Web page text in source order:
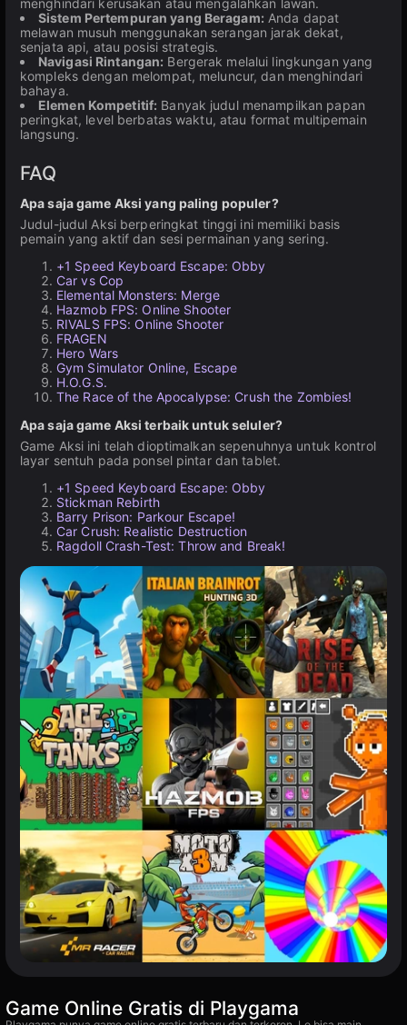
menghindari kerusakan atau mengalahkan lawan.
Sistem Pertempuran yang Beragam: Anda dapat
melawan musuh menggunakan serangan jarak dekat,
senjata api, atau posisi strategis.
Navigasi Rintangan: Bergerak melalui lingkungan yang
kompleks dengan melompat, meluncur, dan menghindari
bahaya.
Elemen Kompetitif: Banyak judul menampilkan papan
peringkat, level berbatas waktu, atau format multipemain
langsung.
FAQ
Apa saja game Aksi yang paling populer?
Judul-judul Aksi berperingkat tinggi ini memiliki basis
pemain yang aktif dan sesi permainan yang sering.
+1 Speed Keyboard Escape: Obby
Car vs Cop
Elemental Monsters: Merge
Hazmob FPS: Online Shooter
RIVALS FPS: Online Shooter
FRAGEN
Hero Wars
Gym Simulator Online, Escape
H.O.G.S.
The Race of the Apocalypse: Crush the Zombies!
Apa saja game Aksi terbaik untuk seluler?
Game Aksi ini telah dioptimalkan sepenuhnya untuk kontrol
layar sentuh pada ponsel pintar dan tablet.
+1 Speed Keyboard Escape: Obby
Stickman Rebirth
Barry Prison: Parkour Escape!
Car Crush: Realistic Destruction
Ragdoll Crash-Test: Throw and Break!
Game Online Gratis di Playgama